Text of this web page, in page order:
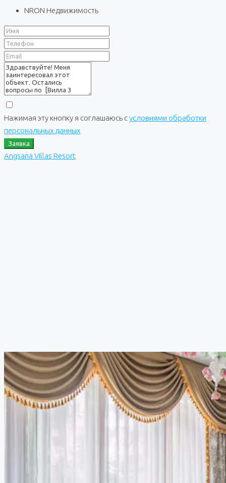
NRON Недвижимость
Нажимая эту кнопку я соглашаюсь сусловиями обработки
персональных данных
Заявка
Angsana Villas Resort